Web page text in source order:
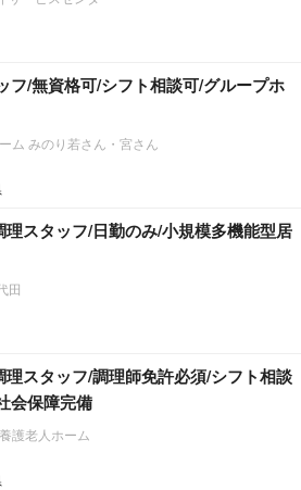
フ/無資格可/シフト相談可/グループホ
ム みのり若さん・宮さん
理スタッフ/日勤のみ/小規模多機能型居
田
理スタッフ/調理師免許必須/シフト相談
会保障完備
護老人ホーム